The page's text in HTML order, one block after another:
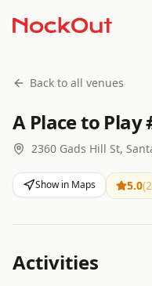
Back to all venues
A Place to Play
2360 Gads Hill St,
Show in Maps 5.0(2
Activities